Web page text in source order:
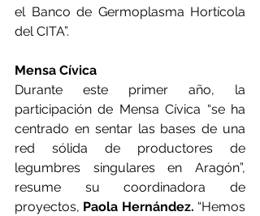
el Banco de Germoplasma Hortícola
del CITA”.
Mensa Cívica
Durante este primer año, la
participación de Mensa Cívica “se ha
centrado en sentar las bases de una
red sólida de productores de
legumbres singulares en Aragón”,
resume su coordinadora de
proyectos, Paola Hernández. “Hemos